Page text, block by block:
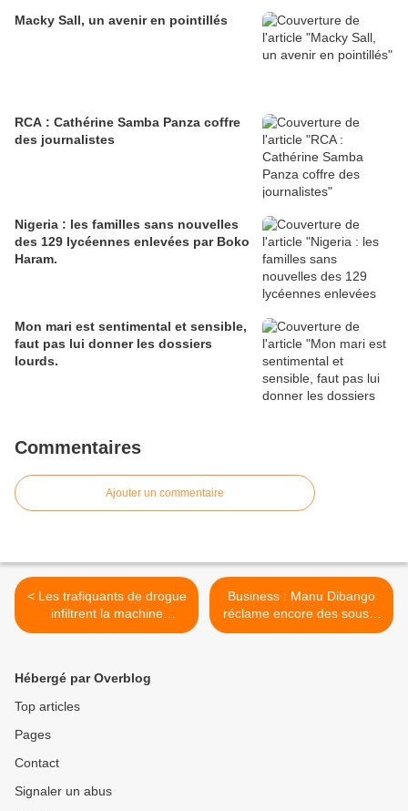
Macky Sall, un avenir en pointillés
RCA : Cathérine Samba Panza coffre
des journalistes
Nigeria : les familles sans nouvelles
des 129 lycéennes enlevées par Boko
Haram.
Mon mari est sentimental et sensible,
faut pas lui donner les dossiers
lourds.
Commentaires
Ajouter un commentaire
< Les trafiquants de drogue
infiltrent la machine
Etatique
Business : Manu Dibango
réclame encore des sous à
Micheal Jackson >
Hébergé par Overblog
Top articles
Pages
Contact
Signaler un abus